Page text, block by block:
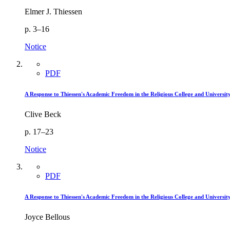
Elmer J. Thiessen
p. 3–16
Notice
PDF
A Response to Thiessen's Academic Freedom in the Religious College and
Clive Beck
p. 17–23
Notice
PDF
A Response to Thiessen's Academic Freedom in the Religious College and
Joyce Bellous